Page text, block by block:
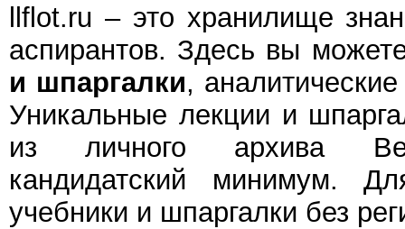
llflot.ru – это хранилище
аспирантов. Здесь вы
и шпаргалки,
Уникальные лекции и
из личного архива
кандидатский минимум.
учебники и шпаргалки без